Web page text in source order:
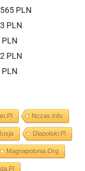
PLN
PLN
PLN
Nczas.info
Dlapolski.pl
Magnapolonia.org